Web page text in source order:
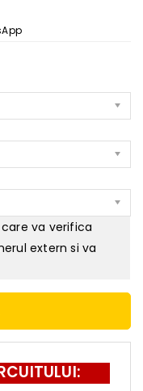
va verifica
extern si va